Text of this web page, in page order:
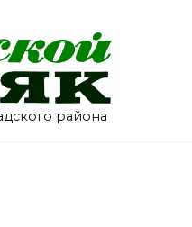
района